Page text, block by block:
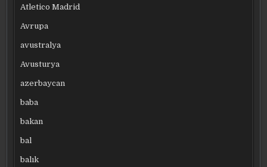
Atletico Madrid
Avrupa
avustralya
Avusturya
azerbaycan
baba
bakan
bal
balık